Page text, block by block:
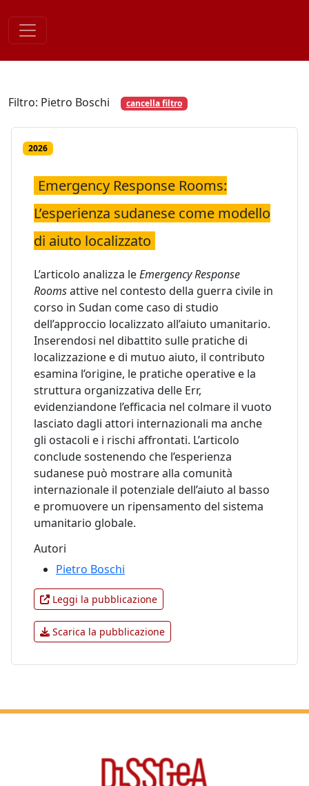
content
Filtro: Pietro Boschi cancella filtro
2026
Emergency Response Rooms:
L’esperienza sudanese come modello
di aiuto localizzato
L’articolo analizza leEmergency Response
Roomsattive nel contesto della guerra civile in
corso in Sudan come caso di studio
dell’approccio localizzato all’aiuto umanitario.
Inserendosi nel dibattito sulle pratiche di
localizzazione e di mutuo aiuto, il contributo
esamina l’origine, le pratiche operative e la
struttura organizzativa delle Err,
evidenziandone l’efficacia nel colmare il vuoto
lasciato dagli attori internazionali ma anche
gli ostacoli e i rischi affrontati. L’articolo
conclude sostenendo che l’esperienza
sudanese può mostrare alla comunità
internazionale il potenziale dell’aiuto al basso
e promuovere un ripensamento del sistema
umanitario globale.
Autori
Pietro Boschi
Leggi la pubblicazione
Scarica la pubblicazione